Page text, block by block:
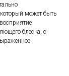
может быть
блеска, с